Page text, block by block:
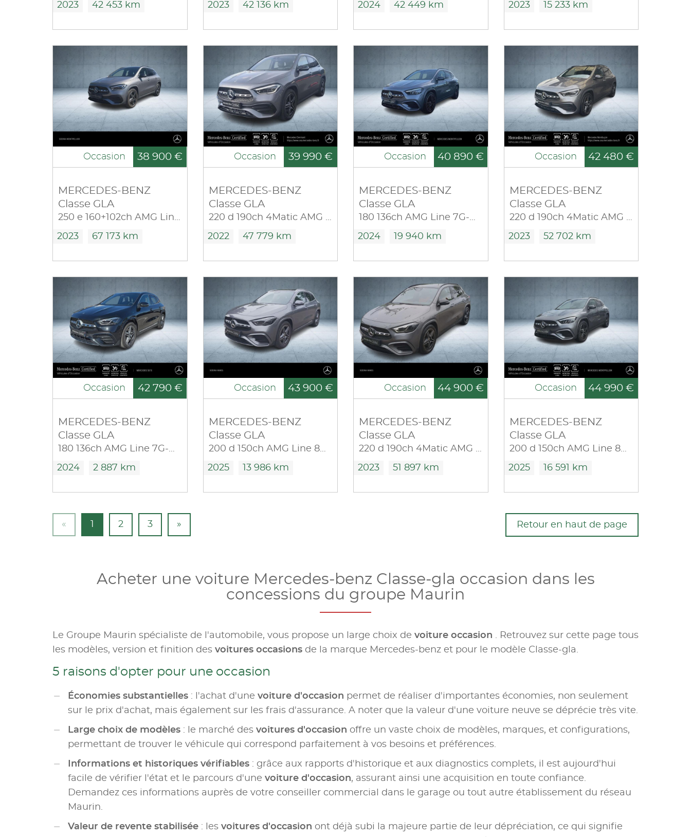
2023 42 453 km 2023 42 136 km 2024 42 449 km 2023 15 233 km
Occasion 38 900 €
MERCEDES-BENZ
Classe GLA
250 e 160+102ch AMG Line 8G-DCT
2023 67 173 km
Occasion 39 990 €
MERCEDES-BENZ
Classe GLA
220 d 190ch 4Matic AMG Line 8G-DCT
2022 47 779 km
Occasion 40 890 €
MERCEDES-BENZ
Classe GLA
180 136ch AMG Line 7G-DCT
2024 19 940 km
Occasion 42 480 €
MERCEDES-BENZ
Classe GLA
220 d 190ch 4Matic AMG Line 8G-DCT
2023 52 702 km
Occasion 42 790 €
MERCEDES-BENZ
Classe GLA
180 136ch AMG Line 7G-DCT
2024 2 887 km
Occasion 43 900 €
MERCEDES-BENZ
Classe GLA
200 d 150ch AMG Line 8G-DCT
2025 13 986 km
Occasion 44 900 €
MERCEDES-BENZ
Classe GLA
220 d 190ch 4Matic AMG Line 8G-DCT
2023 51 897 km
Occasion 44 990 €
MERCEDES-BENZ
Classe GLA
200 d 150ch AMG Line 8G-DCT
2025 16 591 km
« 2 3 » Retour en haut de page
Acheter une voiture Mercedes-benz Classe-gla occasion dans les
concessions du groupe Maurin
Le Groupe Maurin spécialiste de l'automobile, vous propose un large choix de voiture occasion . Retrouvez sur cette page tous
les modèles, version et finition des voitures occasions de la marque Mercedes-benz et pour le modèle Classe-gla.
5 raisons d'opter pour une occasion
Économies substantielles : l'achat d'une voiture d'occasion permet de réaliser d'importantes économies, non seulement
sur le prix d'achat, mais également sur les frais d'assurance. A noter que la valeur d'une voiture neuve se déprécie très vite.
Large choix de modèles : le marché des voitures d'occasion offre un vaste choix de modèles, marques, et configurations,
permettant de trouver le véhicule qui correspond parfaitement à vos besoins et préférences.
Informations et historiques vérifiables : grâce aux rapports d'historique et aux diagnostics complets, il est aujourd'hui
facile de vérifier l'état et le parcours d'une voiture d'occasion, assurant ainsi une acquisition en toute confiance.
Demandez ces informations auprès de votre conseiller commercial dans le garage ou tout autre établissement du réseau
Maurin.
Valeur de revente stabilisée : les voitures d'occasion ont déjà subi la majeure partie de leur dépréciation, ce qui signifie